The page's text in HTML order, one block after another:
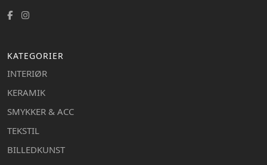
KATEGORIER
INTERIØR
KERAMIK
SMYKKER & ACC
TEKSTIL
BILLEDKUNST